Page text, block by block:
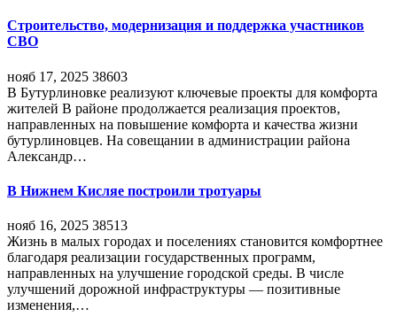
Строительство, модернизация и поддержка участников
СВО
нояб 17, 2025 38603
В Бутурлиновке реализуют ключевые проекты для комфорта
жителей В районе продолжается реализация проектов,
направленных на повышение комфорта и качества жизни
бутурлиновцев. На совещании в администрации района
Александр…
В Нижнем Кисляе построили тротуары
нояб 16, 2025 38513
Жизнь в малых городах и поселениях становится комфортнее
благодаря реализации государственных программ,
направленных на улучшение городской среды. В числе
улучшений дорожной инфраструктуры — позитивные
изменения,…